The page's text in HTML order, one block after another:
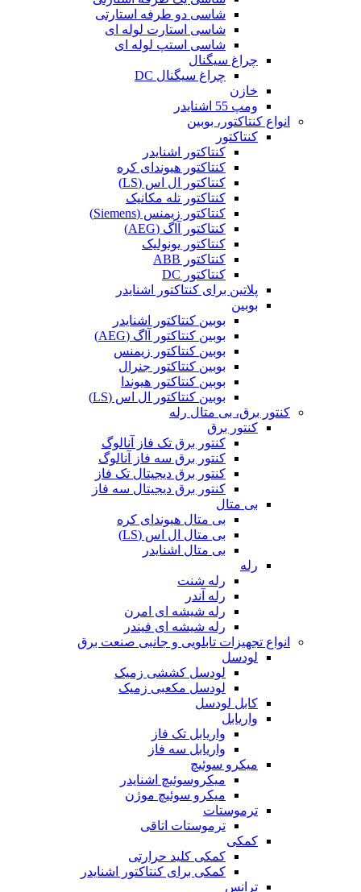
شاسی دو طرفه استارتی
شاسی استارت لوله ای
شاسی استپ لوله ای
چراغ سیگنال
چراغ سیگنال DC
خازن
ومپ 55 اشنایدر
انواع کنتاکتور، بوبین
کنتاکتور
کنتاکتور اشنایدر
کنتاکتور هیوندای کره
کنتاکتور ال اس (LS)
کنتاکتور تله مکانیک
کنتاکتور زیمنس (Siemens)
کنتاکتور آاگ (AEG)
کنتاکتور یونولیک
کنتاکتور ABB
کنتاکتور DC
پلاتین برای کنتاکتور اشنایدر
بوبین
بوبین کنتاکتور اشنایدر
بوبین کنتاکتور آاگ (AEG)
بوبین کنتاکتور زیمنس
بوبین کنتاکتور جنرال
بوبین کنتاکتور هیوندا
بوبین کنتاکتور ال اس (LS)
کنتور برق، بی متال رله
کنتور برق
کنتور برق تک فاز آنالوگ
کنتور برق سه فاز آنالوگ
کنتور برق دیجیتال تک فاز
کنتور برق دیجیتال سه فاز
بی متال
بی متال هیوندای کره
بی متال ال اس (LS)
بی متال اشنایدر
رله
رله شنت
رله آندر
رله شیشه ای امرن
رله شیشه ای فیندر
انواع تجهیزات تابلویی و جانبی صنعت برق
لودسل
لودسل کششی زمیک
لودسل مکعبی زمیک
کابل لودسل
واریابل
واریابل تک فاز
واریابل سه فاز
میکرو سوئیچ
میکروسوئیچ اشنایدر
میکرو سوئیچ موژن
ترموستات
ترموستات اتاقی
کمکی
کمکی کلید حرارتی
کمکی برای کنتاکتور اشنایدر
ترانس